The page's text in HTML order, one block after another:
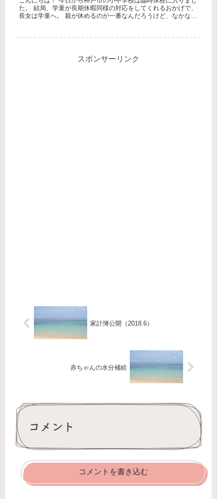
た。 結局、学童が長期休暇同様の対応をしてくれるおかげで、
長女は学童へ。 親が休めるのが一番なんだろうけど、なかなか
スポンサーリンク
家計簿公開（2018.6）
赤ちゃんの水分補給
コメント
コメントを書き込む